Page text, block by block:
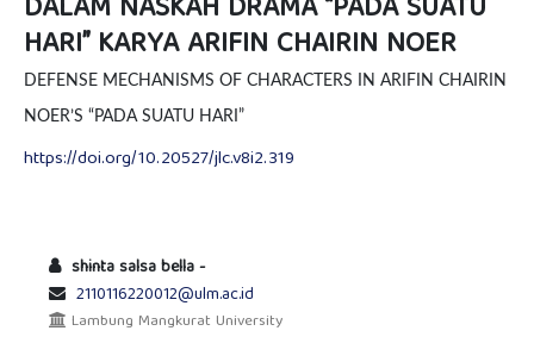
HARI” KARYA ARIFIN CHAIRIN NOER
DEFENSE MECHANISMS OF CHARACTERS IN ARIFIN CHAIRIN
NOER’S “PADA SUATU HARI”
https://doi.org/10.20527/jlc.v8i2.319
shinta salsa bella -
2110116220012@ulm.ac.id
Lambung Mangkurat University